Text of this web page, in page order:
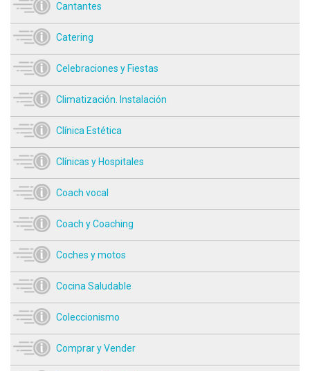
Cantantes
Catering
Celebraciones y Fiestas
Climatización. Instalación
Clínica Estética
Clínicas y Hospitales
Coach vocal
Coach y Coaching
Coches y motos
Cocina Saludable
Coleccionismo
Comprar y Vender